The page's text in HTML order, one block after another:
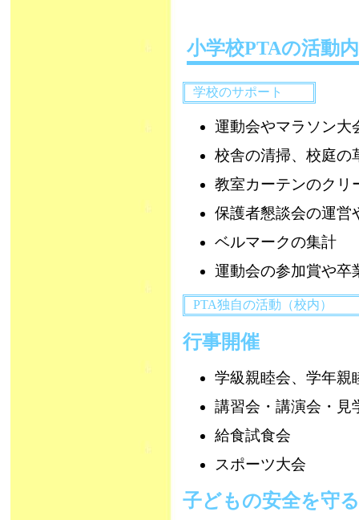
小学校PTAの活動
学校のサポート
運動会やマラソン大
校舎の清掃、校庭の
教室カーテンのクリ
保護者懇談会の運営
ベルマークの集計
運動会の参加賞や卒
PTA独自の活動（校内）
行事開催
学級親睦会、学年親
講習会・講演会・見
給食試食会
スポーツ大会
子どもの安全を守